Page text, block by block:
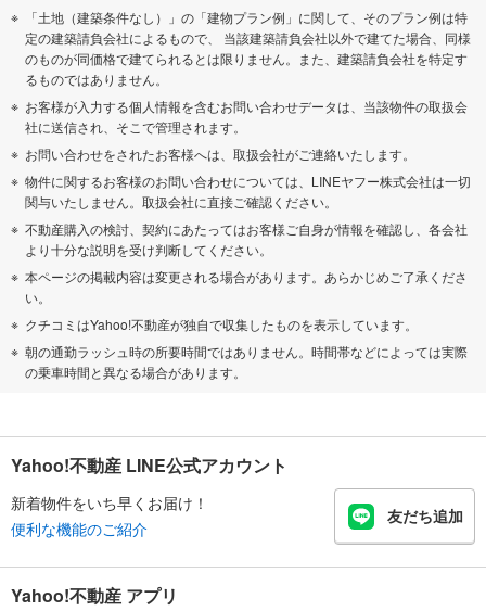
「土地（建築条件なし）」の「建物プラン例」に関して、そのプラン例は特
定の建築請負会社によるもので、 当該建築請負会社以外で建てた場合、同様
のものが同価格で建てられるとは限りません。また、建築請負会社を特定す
るものではありません。
お客様が入力する個人情報を含むお問い合わせデータは、当該物件の取扱会
社に送信され、そこで管理されます。
お問い合わせをされたお客様へは、取扱会社がご連絡いたします。
物件に関するお客様のお問い合わせについては、LINEヤフー株式会社は一切
関与いたしません。取扱会社に直接ご確認ください。
不動産購入の検討、契約にあたってはお客様ご自身が情報を確認し、各会社
より十分な説明を受け判断してください。
本ページの掲載内容は変更される場合があります。あらかじめご了承くださ
い。
クチコミはYahoo!不動産が独自で収集したものを表示しています。
朝の通勤ラッシュ時の所要時間ではありません。時間帯などによっては実際
の乗車時間と異なる場合があります。
Yahoo!不動産 LINE公式アカウント
新着物件をいち早くお届け！
便利な機能のご紹介
友だち追加
Yahoo!不動産 アプリ